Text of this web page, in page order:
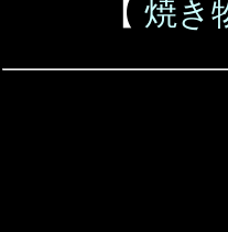
【 焼き